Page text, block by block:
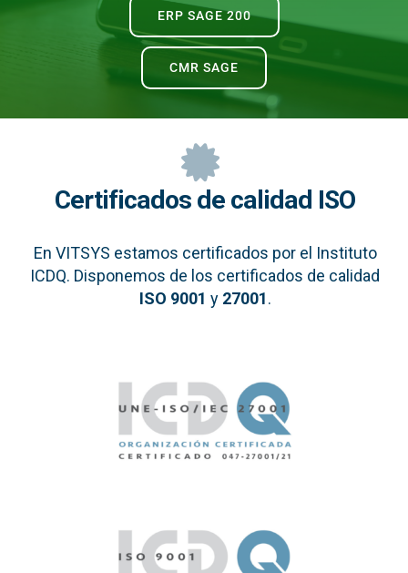
ERP SAGE 200
CMR SAGE
Certificados de calidad ISO
En VITSYS estamos certificados por el Instituto
ICDQ. Disponemos de los certificados de calidad
ISO 9001 y 27001.